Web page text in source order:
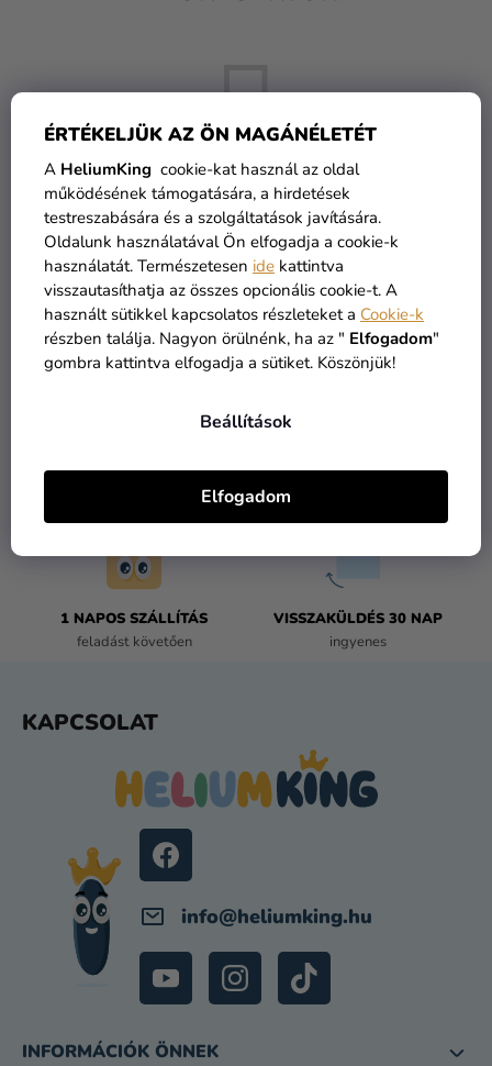
ÉRTÉKELJÜK AZ ÖN MAGÁNÉLETÉT
A HeliumKing cookie-kat használ az oldal
működésének támogatására, a hirdetések
testreszabására és a szolgáltatások javítására.
Oldalunk használatával Ön elfogadja a cookie-k
használatát. Természetesen ide kattintva
visszautasíthatja az összes opcionális cookie-t. A
használt sütikkel kapcsolatos részleteket a Cookie-k
részben találja. Nagyon örülnénk, ha az " Elfogadom"
gombra kattintva elfogadja a sütiket. Köszönjük!
Beállítások
Elfogadom
Kreatív
kellékek
Témák
Személyre
szabott
termékek
Kiárusítás
Rólunk
De a többi kategóriát is megtekintheti.
VÁSÁRLÁS FOLYTATÁSA
több mint 30.000 termék
19 900 ft felett kínáljuk
1 NAPOS SZÁLLÍTÁS
feladást követően
VISSZAKÜLDÉS 30 NAP
ingyenes
KAPCSOLAT
info@heliumking.hu
INFORMÁCIÓK ÖNNEK